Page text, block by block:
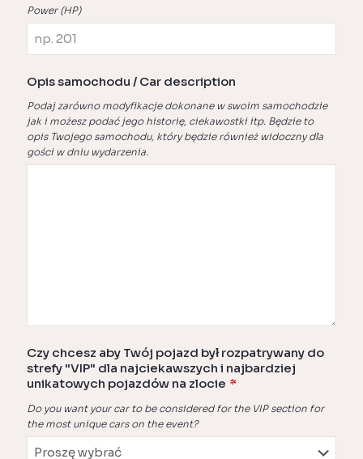
Power (HP)
Opis samochodu / Car description
Podaj zarówno modyfikacje dokonane w swoim samochodzie
jak i możesz podać jego historię, ciekawostki itp. Będzie to
opis Twojego samochodu, który będzie również widoczny dla
gości w dniu wydarzenia.
Czy chcesz aby Twój pojazd był rozpatrywany do
strefy "VIP" dla najciekawszych i najbardziej
unikatowych pojazdów na zlocie *
Do you want your car to be considered for the VIP section for
the most unique cars on the event?